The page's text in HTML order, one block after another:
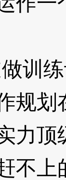
练
规
力
不上